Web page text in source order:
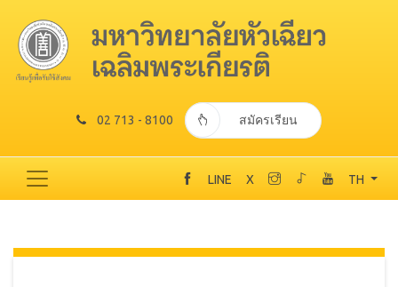
02 713 - 8100 สมัครเรียน
LINE X TH